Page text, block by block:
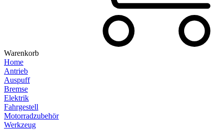
Warenkorb
Home
Antrieb
Auspuff
Bremse
Elektrik
Fahrgestell
Motorradzubehör
Werkzeug